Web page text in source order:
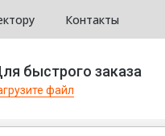
Контакты
быстрого заказа
файл